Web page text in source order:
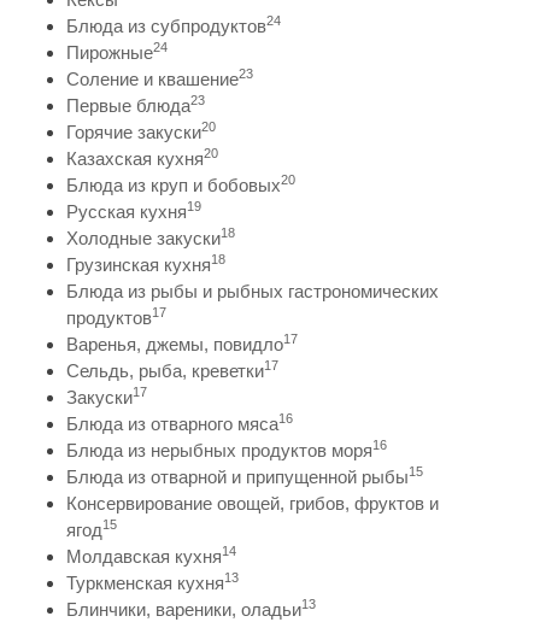
Блюда из субпродуктов24
Пирожные24
Соление и квашение23
Первые блюда23
Горячие закуски20
Казахская кухня20
Блюда из круп и бобовых20
Русская кухня19
Холодные закуски18
Грузинская кухня18
Блюда из рыбы и рыбных гастрономических
продуктов17
Варенья, джемы, повидло17
Сельдь, рыба, креветки17
Закуски17
Блюда из отварного мяса16
Блюда из нерыбных продуктов моря16
Блюда из отварной и припущенной рыбы15
Консервирование овощей, грибов, фруктов и
ягод15
Молдавская кухня14
Туркменская кухня13
Блинчики, вареники, оладьи13